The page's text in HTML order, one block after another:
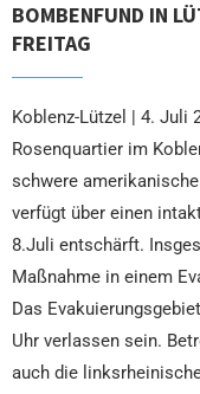
BOMBENFUND IN
FREITAG
Koblenz-Lützel | 4. Juli
Rosenquartier im
schwere
verfügt über einen
8.Juli entschärft.
Maßnahme in einem
Das
Uhr verlassen sein.
auch die